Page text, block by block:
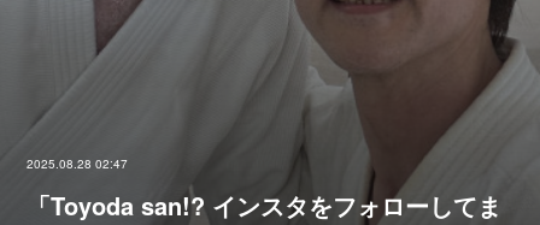
2025.08.28 02:47
「Toyoda san!? インスタをフォローしてま